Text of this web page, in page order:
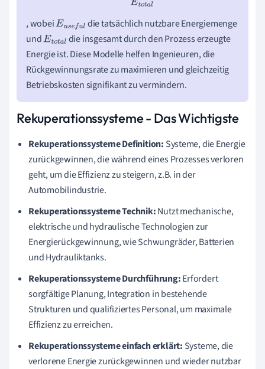
, wobeiEuseful die tatsächlich nutzbare Energiemenge
undEtotal die insgesamt durch den Prozess erzeugte
Energie ist. Diese Modelle helfen Ingenieuren, die
Rückgewinnungsrate zu maximieren und gleichzeitig
Betriebskosten signifikant zu vermindern.
Rekuperationssysteme - Das Wichtigste
Rekuperationssysteme Definition: Systeme, die Energie
zurückgewinnen, die während eines Prozesses verloren
geht, um die Effizienz zu steigern, z.B. in der
Automobilindustrie.
Rekuperationssysteme Technik:Nutzt mechanische,
elektrische und hydraulische Technologien zur
Energierückgewinnung, wie Schwungräder, Batterien
und Hydrauliktanks.
Rekuperationssysteme Durchführung:Erfordert
sorgfältige Planung, Integration in bestehende
Strukturen und qualifiziertes Personal, um maximale
Effizienz zu erreichen.
Rekuperationssysteme einfach erklärt: Systeme, die
verlorene Energie zurückgewinnen und wieder nutzbar